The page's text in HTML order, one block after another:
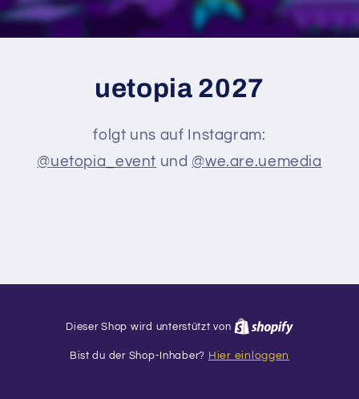
uetopia 2027
folgt uns auf Instagram:
@uetopia_event und @we.are.uemedia
Dieser Shop wird unterstützt von
Bist du der Shop-Inhaber? Hier einloggen